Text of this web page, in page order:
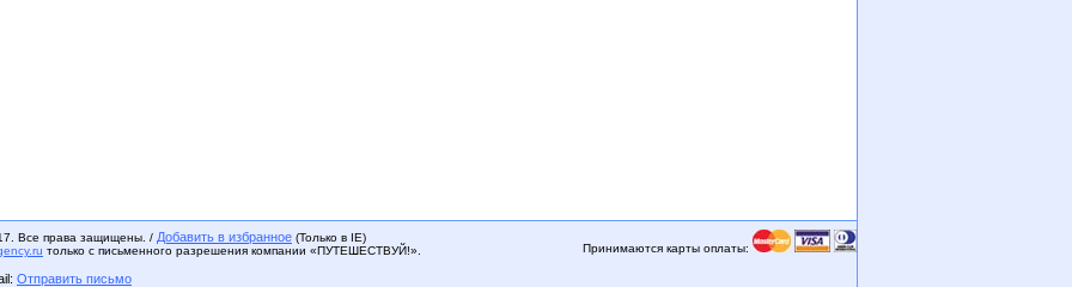
Все права защищены. / Добавить в избранное (Только в IE)
только с письменного разрешения компании «ПУТЕШЕСТВУЙ!». Принимаются карты оплаты:
Отправить письмо